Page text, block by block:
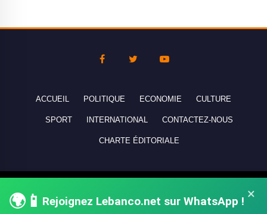
×
🌍📱 Rejoignez Lebanco.net sur WhatsApp !
ACCUEIL POLITIQUE ECONOMIE CULTURE
SPORT INTERNATIONAL CONTACTEZ-NOUS
CHARTE ÉDITORIALE
réservés - All rights reserved.